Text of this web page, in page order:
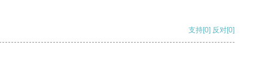
支持[0] 反对[0]